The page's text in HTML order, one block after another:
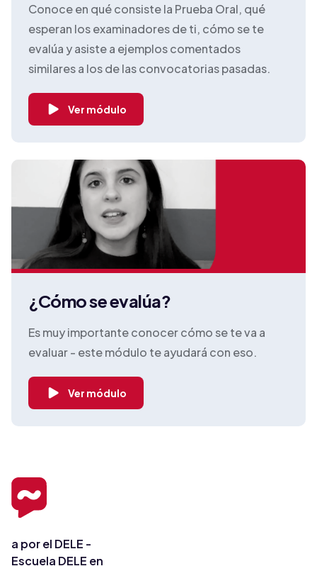
Conoce en qué consiste la Prueba Oral, qué
esperan los examinadores de ti, cómo se te
evalúa y asiste a ejemplos comentados
similares a los de las convocatorias pasadas.
Ver módulo
¿Cómo se evalúa?
Es muy importante conocer cómo se te va a
evaluar - este módulo te ayudará con eso.
Ver módulo
a por el DELE -
Escuela DELE en